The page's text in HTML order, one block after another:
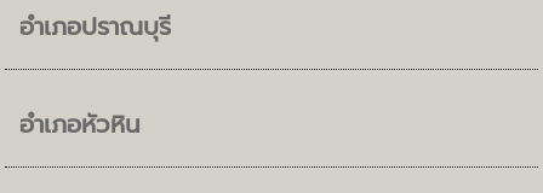
อำเภอปราณบุรี
อำเภอหัวหิน